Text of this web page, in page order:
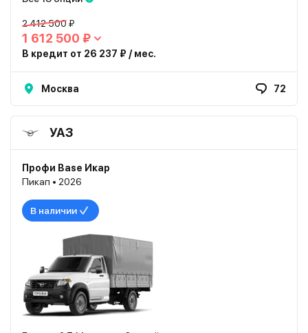
2 412 500 ₽
1 612 500 ₽
В кредит от 26 237 ₽ / мес.
Москва 72
УАЗ
Профи Base Икар
Пикап • 2026
В наличии